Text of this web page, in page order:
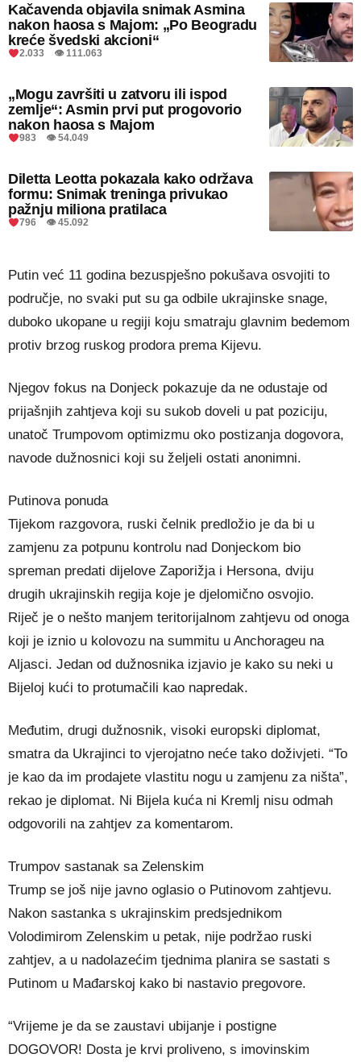
Kačavenda objavila snimak Asmina
nakon haosa s Majom: „Po Beogradu
kreće švedski akcioni“
2.033 👁 111.063
„Mogu završiti u zatvoru ili ispod
zemlje“: Asmin prvi put progovorio
nakon haosa s Majom
983 👁 54.049
Diletta Leotta pokazala kako održava
formu: Snimak treninga privukao
pažnju miliona pratilaca
796 👁 45.092
Putin već 11 godina bezuspješno pokušava osvojiti to
područje, no svaki put su ga odbile ukrajinske snage,
duboko ukopane u regiji koju smatraju glavnim bedemom
protiv brzog ruskog prodora prema Kijevu.
Njegov fokus na Donjeck pokazuje da ne odustaje od
prijašnjih zahtjeva koji su sukob doveli u pat poziciju,
unatoč Trumpovom optimizmu oko postizanja dogovora,
navode dužnosnici koji su željeli ostati anonimni.
Putinova ponuda
Tijekom razgovora, ruski čelnik predložio je da bi u
zamjenu za potpunu kontrolu nad Donjeckom bio
spreman predati dijelove Zaporižja i Hersona, dviju
drugih ukrajinskih regija koje je djelomično osvojio.
Riječ je o nešto manjem teritorijalnom zahtjevu od onoga
koji je iznio u kolovozu na summitu u Anchorageu na
Aljasci. Jedan od dužnosnika izjavio je kako su neki u
Bijeloj kući to protumačili kao napredak.
Međutim, drugi dužnosnik, visoki europski diplomat,
smatra da Ukrajinci to vjerojatno neće tako doživjeti. “To
je kao da im prodajete vlastitu nogu u zamjenu za ništa”,
rekao je diplomat. Ni Bijela kuća ni Kremlj nisu odmah
odgovorili na zahtjev za komentarom.
Trumpov sastanak sa Zelenskim
Trump se još nije javno oglasio o Putinovom zahtjevu.
Nakon sastanka s ukrajinskim predsjednikom
Volodimirom Zelenskim u petak, nije podržao ruski
zahtjev, a u nadolazećim tjednima planira se sastati s
Putinom u Mađarskoj kako bi nastavio pregovore.
“Vrijeme je da se zaustavi ubijanje i postigne
DOGOVOR! Dosta je krvi proliveno, s imovinskim